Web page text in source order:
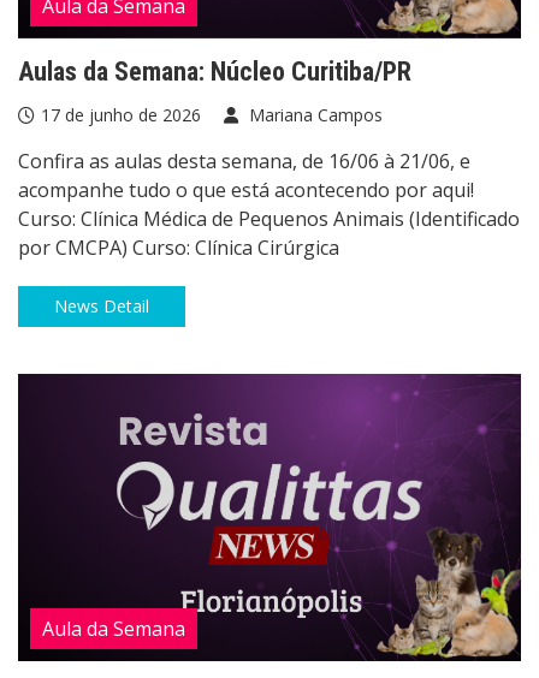
Aula da Semana
Aulas da Semana: Núcleo Curitiba/PR
17 de junho de 2026 Mariana Campos
Confira as aulas desta semana, de 16/06 à 21/06, e
acompanhe tudo o que está acontecendo por aqui!
Curso: Clínica Médica de Pequenos Animais (Identificado
por CMCPA) Curso: Clínica Cirúrgica
News Detail
Aula da Semana